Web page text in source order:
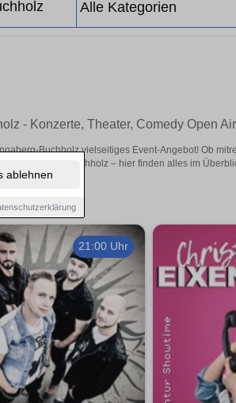
ablehnen
- Konzerte, Theater, Comedy Open
Buchholz vielseitiges Event-Angebot! Ob
in Annaberg-Buchholz – hier finden alles im
21:00 Uhr